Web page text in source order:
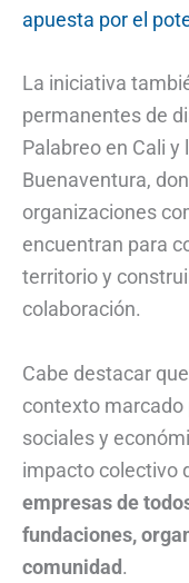
apuesta por el
La iniciativa
permanentes de
Palabreo en Cali y
Buenaventura,
organizaciones
encuentran para
territorio y
colaboración.
Cabe destacar
contexto
sociales y
impacto colectivo
empresas de
fundaciones,
comunidad.